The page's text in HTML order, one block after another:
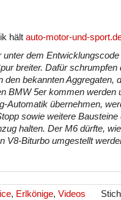
hält auto-motor-und-
dem Entwicklungscode
breiter. Dafür schrumpfen
den bekannten Aggregaten,
BMW 5er kommen werden
Automatik übernehmen,
sowie weitere Bausteine
halten. Der M6 dürfte,
V8-Biturbo umgestellt
, Erlkönige, Videos